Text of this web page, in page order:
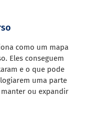
como um mapa
Eles conseguem
e o que pode
uma parte
ou expandir